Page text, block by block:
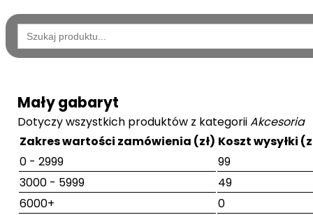
Wyszukaj:
Mały gabaryt
Dotyczy wszystkich produktów z kategoriiAkcesoria
Zakres wartości zamówienia (zł) Koszt wysyłki
0 - 2999
99
3000 - 5999
49
6000+
0